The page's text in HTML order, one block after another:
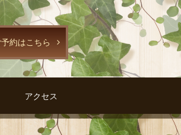
予約はこちら
アクセス